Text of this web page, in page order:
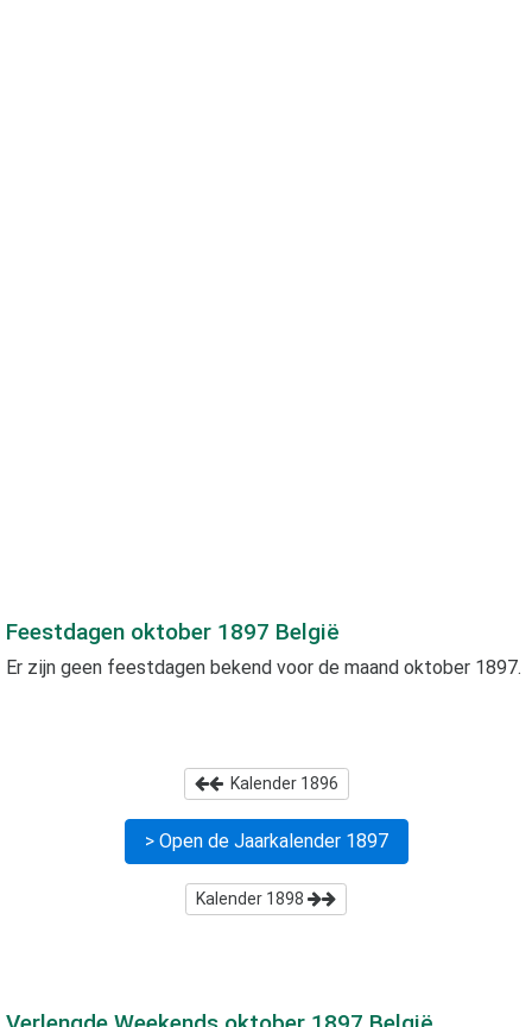
Feestdagen oktober 1897 België
Er zijn geen feestdagen bekend voor de maand oktober 1897.
Kalender 1896
> Open de Jaarkalender 1897
Kalender 1898